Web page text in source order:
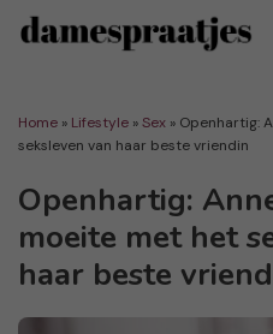
Home » Lifestyle »Sex » Openhartig:
seksleven van haar beste vriendin
Openhartig:
moeite met het
haar beste